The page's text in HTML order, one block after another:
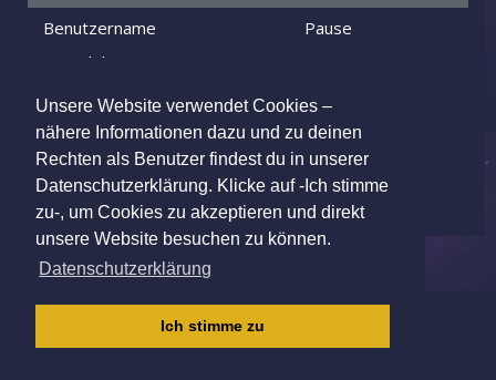
Unsere Website verwendet Cookies –
nähere Informationen dazu und zu deinen
Rechten als Benutzer findest du in unserer
Datenschutzerklärung. Klicke auf -Ich stimme
zu-, um Cookies zu akzeptieren und direkt
unsere Website besuchen zu können.
Datenschutzerklärung
Ich stimme zu
Benutzername
Pause
Ich bin
Ich suche
eine Frau
Alter
78 Jahre alt
Wohnort
Essen, Germany
|AGB|DATENSCHUTZ
KINDERSCHUTZRICHTLINIE